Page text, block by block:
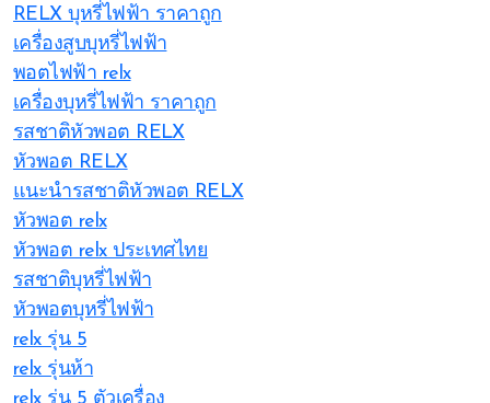
RELX บุหรี่ไฟฟ้า ราคาถูก
เครื่องสูบบุหรี่ไฟฟ้า
พอตไฟฟ้า relx
เครื่องบุหรี่ไฟฟ้า ราคาถูก
รสชาติหัวพอต RELX
หัวพอต RELX
แนะนำรสชาติหัวพอต RELX
หัวพอต relx
หัวพอต relx ประเทศไทย
รสชาติบุหรี่ไฟฟ้า
หัวพอตบุหรี่ไฟฟ้า
relx รุ่น 5
relx รุ่นห้า